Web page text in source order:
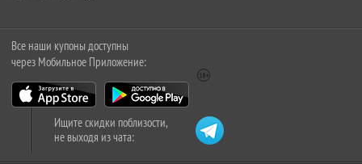
Все наши купоны доступны
через Мобильное Приложение:
Ищите скидки поблизости,
не выходя из чата: